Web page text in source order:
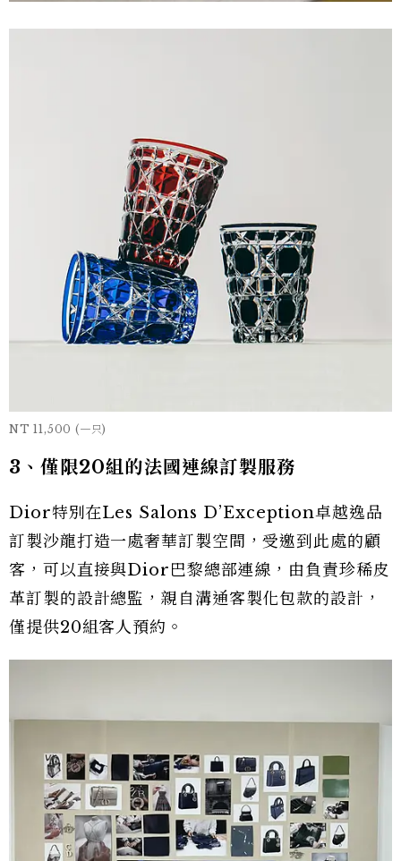
NT 11,500 (一只)
3、僅限20組的法國連線訂製服務
Dior特別在Les Salons D’Exception卓越逸品
訂製沙龍打造一處奢華訂製空間，受邀到此處的顧
客，可以直接與Dior巴黎總部連線，由負責珍稀皮
革訂製的設計總監，親自溝通客製化包款的設計，
僅提供20組客人預約。